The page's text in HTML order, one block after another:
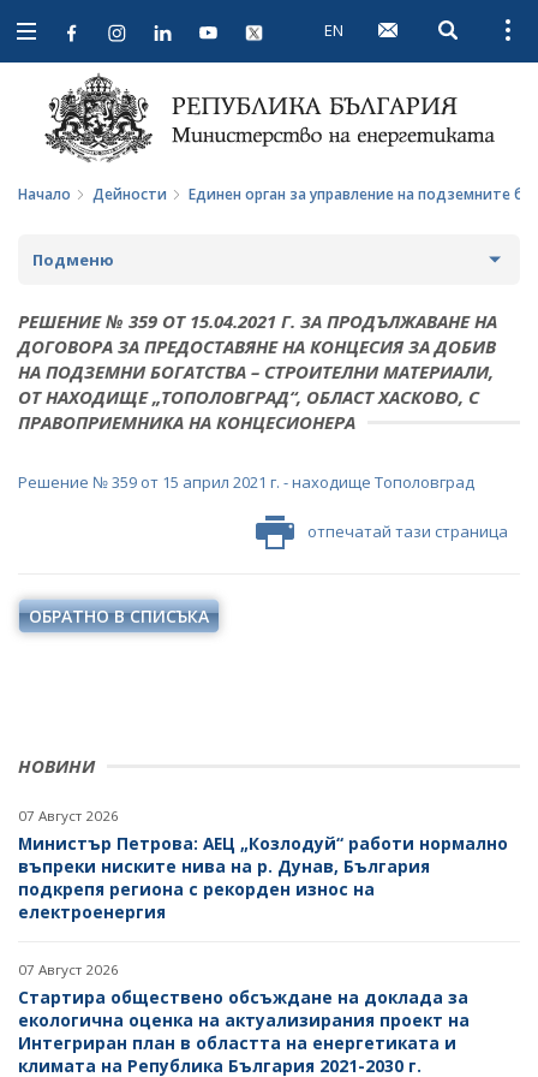
Open
navigation
EN Open
Начало Дейности Единен орган за управление на подземните
НОВИНИ
07 Август 2026
Министър Петрова: АЕЦ „Козлодуй“ работи нормално
въпреки ниските нива на р. Дунав, България
подкрепя региона с рекорден износ на
електроенергия
07 Август 2026
Стартира обществено обсъждане на доклада за
екологична оценка на актуализирания проект на
Интегриран план в областта на енергетиката и
климата на Република България 2021-2030 г.
Подменю
СТРАТЕГИИ И ПОЛИТИКИ
СТАТИСТИКА И АНАЛИЗИ
ОБЩЕСТВЕН СЪВЕТ ПО ЕНЕРГЕТИКА
ПРЯКО ИЗЛЪЧВАНЕ НА ЗАСЕДАНИЯТА НА
ОБЩЕСТВЕНИЯ СЪВЕТ ПО ЕНЕРГЕТИКА
ПРОЕКТИ ОТ ОБЩ ИНТЕРЕС
ДРУГИ ЗНАЧИМИ ПРОЕКТИ
ВЪЗОБНОВЯЕМА ЕНЕРГИЯ"
ВЪЗОБНОВЯЕМИ ЕНЕРГИЙНИ ИЗТОЧНИЦИ
ГЕОТЕРМАЛНА ЛАБОРАТОРИЯ
ЕНЕРГИЕН ПАЗАР
КРИТИЧНА ЕНЕРГИЙНА ИНФРАСТРУКТУРА
ЕДИНЕН ОРГАН ЗА УПРАВЛЕНИЕ НА ПОДЗЕМНИТЕ
БОГАТСТВА
ДЕЙНОСТ
МЕТАЛНИ ПОЛЕЗНИ ИЗКОПАЕМИ
НЕМЕТАЛНИ ПОЛЕЗНИ ИЗКОПАЕМИ -
ИНДУСТРИАЛНИ МИНЕРАЛИ
РЕШЕНИЕ № 359 ОТ 15.04.2021 Г. ЗА ПРОДЪЛЖАВАНЕ НА
ДОГОВОРА ЗА ПРЕДОСТАВЯНЕ НА КОНЦЕСИЯ ЗА ДОБИВ
НА ПОДЗЕМНИ БОГАТСТВА – СТРОИТЕЛНИ МАТЕРИАЛИ,
ОТ НАХОДИЩЕ „ТОПОЛОВГРАД“, ОБЛАСТ ХАСКОВО, С
ПРАВОПРИЕМНИКА НА КОНЦЕСИОНЕРА
Решение № 359 от 15 април 2021 г. - находище Тополовград
отпечатай тази страница
ОБРАТНО В СПИСЪКА